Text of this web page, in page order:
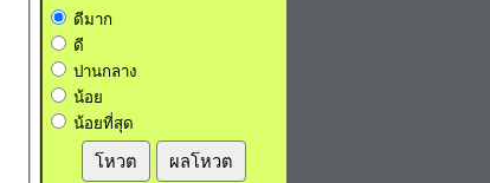
ดีมาก
ดี
ปานกลาง
น้อย
น้อยที่สุด
โหวต ผลโหวต